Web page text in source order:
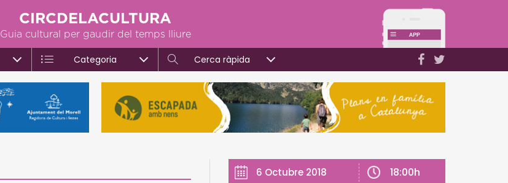
CIRCDELACULTURA
Guia cultural per gaudir del temps lliure
Categoria Cerca ràpida
6 Octubre 2018 18:00h